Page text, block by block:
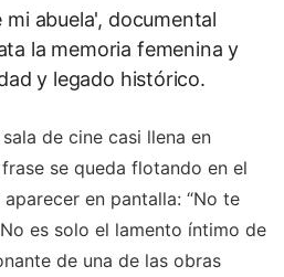
abuela', documental
la memoria femenina y
y legado histórico.
de cine casi llena en
se queda flotando en el
en pantalla: “No te
es solo el lamento íntimo de
de una de las obras